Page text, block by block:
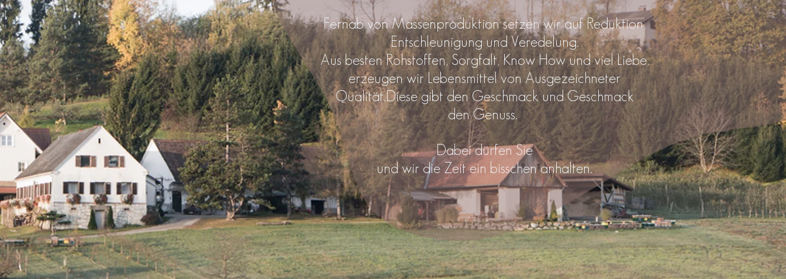
Fernab von Massenproduktion setzen wir auf Reduktion,
Entschleunigung und Veredelung.
Aus besten Rohstoffen, Sorgfalt, Know How und viel Liebe,
erzeugen wir Lebensmittel von Ausgezeichneter
Qualität.Diese gibt den Geschmack und Geschmack
den Genuss.
Dabei dürfen Sie
und wir die Zeit ein bisschen anhalten.